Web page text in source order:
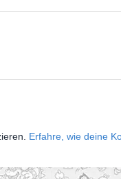
Erfahre, wie deine